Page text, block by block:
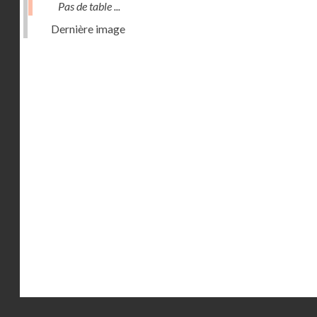
Pas de table ...
Dernière image